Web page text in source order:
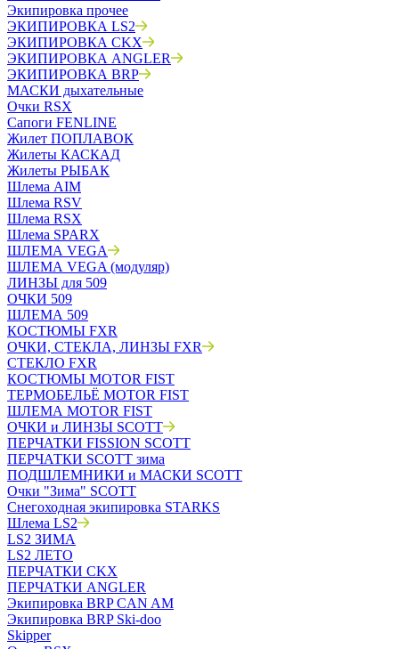
Экипировка прочее
ЭКИПИРОВКА LS2
ЭКИПИРОВКА CKX
ЭКИПИРОВКА ANGLER
ЭКИПИРОВКА BRP
МАСКИ дыхательные
Очки RSX
Сапоги FENLINE
Жилет ПОПЛАВОК
Жилеты КАСКАД
Жилеты РЫБАК
Шлема AIM
Шлема RSV
Шлема RSX
Шлема SPARX
ШЛЕМА VEGA
ШЛЕМА VEGA (модуляр)
ЛИНЗЫ для 509
ОЧКИ 509
ШЛЕМА 509
КОСТЮМЫ FXR
ОЧКИ, СТЕКЛА, ЛИНЗЫ FXR
СТЕКЛО FXR
КОСТЮМЫ MOTOR FIST
ТЕРМОБЕЛЬЁ MOTOR FIST
ШЛЕМА MOTOR FIST
ОЧКИ и ЛИНЗЫ SCOTT
ПЕРЧАТКИ FISSION SCOTT
ПЕРЧАТКИ SCOTT зима
ПОДШЛЕМНИКИ и МАСКИ SCOTT
Очки "Зима" SCOTT
Снегоходная экипировка STARKS
Шлема LS2
LS2 ЗИМА
LS2 ЛЕТО
ПЕРЧАТКИ CKX
ПЕРЧАТКИ ANGLER
Экипировка BRP CAN AM
Экипировка BRP Ski-doo
Skipper